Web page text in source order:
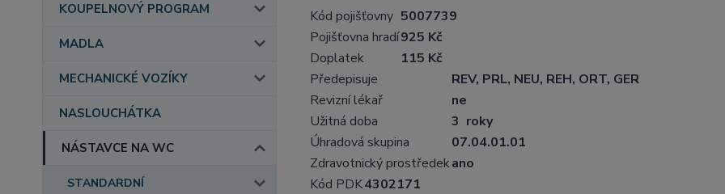
KOUPELNOVÝ PROGRAM
MADLA
MECHANICKÉ VOZÍKY
NASLOUCHÁTKA
NÁSTAVCE NA WC
STANDARDNÍ
Kód pojišťovny 5007739
Pojišťovna hradí925 Kč
Doplatek
115 Kč
Předepisuje
REV, PRL, NEU, REH, ORT, GER
Revizní lékař
ne
Užitná doba
3 roky
Úhradová skupina
07.04.01.01
Zdravotnický prostředekano
Kód PDK4302171